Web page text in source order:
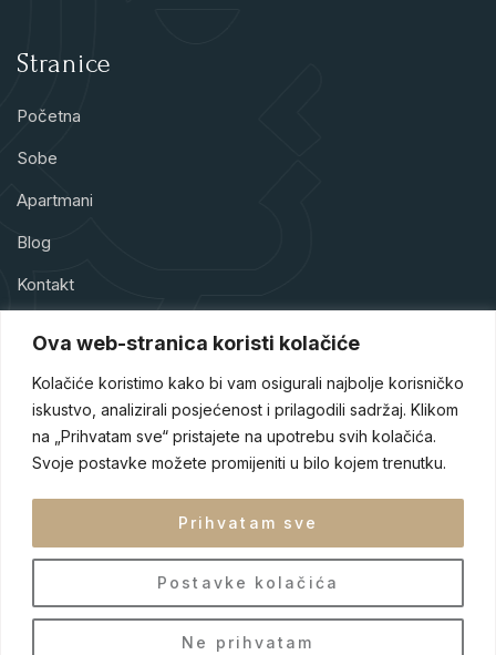
Ova web-stranica koristi kolačiće
Kolačiće koristimo kako bi vam osigurali najbolje korisničko
iskustvo, analizirali posjećenost i prilagodili sadržaj. Klikom
na „Prihvatam sve“ pristajete na upotrebu svih kolačića.
Svoje postavke možete promijeniti u bilo kojem trenutku.
Postavke kolačića
Ne prihvatam
Prihvatam sve
Stranice
Početna
Sobe
Apartmani
Blog
Kontakt
Hotel Park Doboj je hotel sa četiri zvjezdice smješten u srcu
Doboja, jednog od turističkih raskršća Bosne i Hercegovine.
Naš hotel je dizajniran tako da gostima pruži sigurnost,
© 2025 Hotel Park byPi Design STUDIO